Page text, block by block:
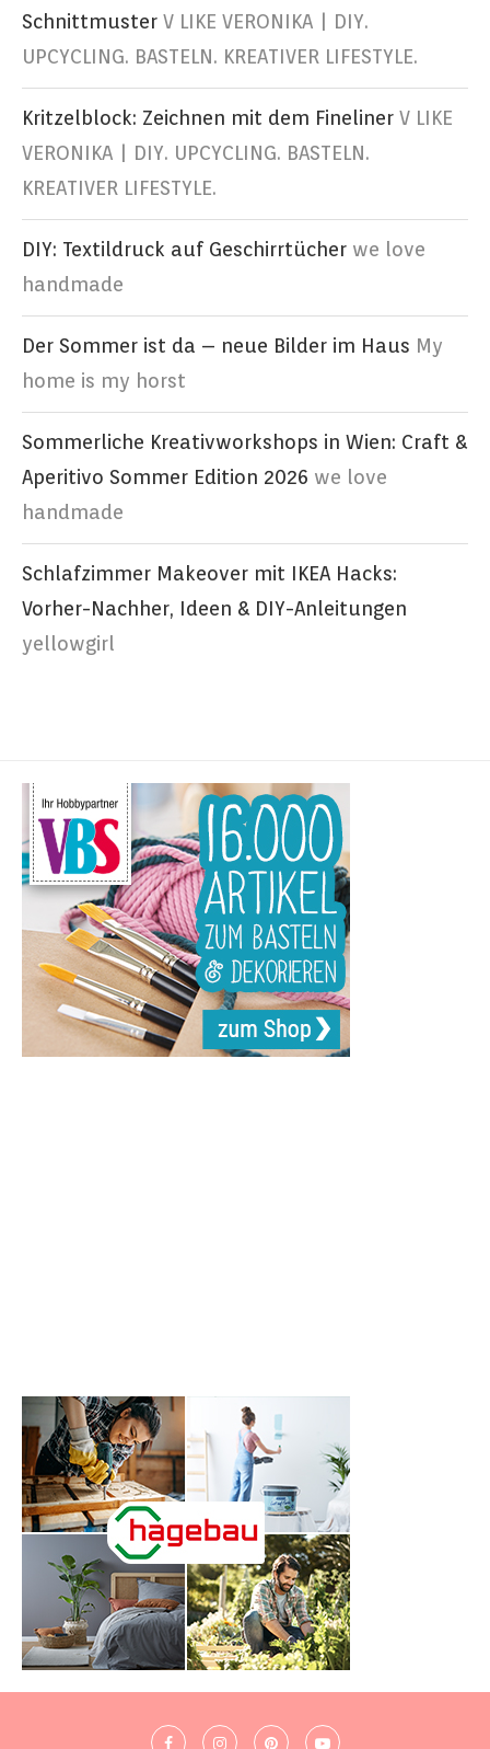
Schnittmuster V LIKE VERONIKA | DIY.
UPCYCLING. BASTELN. KREATIVER LIFESTYLE.
Kritzelblock: Zeichnen mit dem Fineliner V LIKE
VERONIKA | DIY. UPCYCLING. BASTELN.
KREATIVER LIFESTYLE.
DIY: Textildruck auf Geschirrtücher we love
handmade
Der Sommer ist da – neue Bilder im Haus My
home is my horst
Sommerliche Kreativworkshops in Wien: Craft &
Aperitivo Sommer Edition 2026 we love
handmade
Schlafzimmer Makeover mit IKEA Hacks:
Vorher-Nachher, Ideen & DIY-Anleitungen
yellowgirl